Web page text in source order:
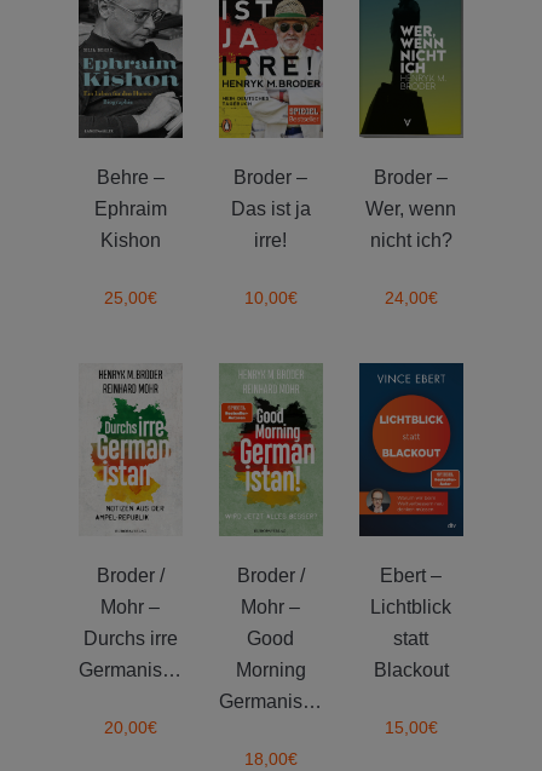
Behre –
Ephraim
Kishon
25,00€
Broder –
Das ist ja
irre!
10,00€
Broder –
Wer, wenn
nicht ich?
24,00€
Broder /
Mohr –
Durchs irre
Germanistan
20,00€
Broder /
Mohr –
Good
Morning
Germanistan!
18,00€
Ebert –
Lichtblick
statt
Blackout
15,00€